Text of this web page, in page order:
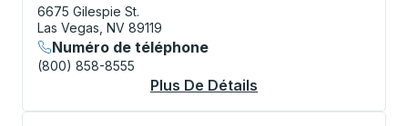
6675 Gilespie St.
Las Vegas, NV 89119
Numéro de téléphone
(800) 858-8555
Plus De Détails